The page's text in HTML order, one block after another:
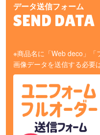
データ送信フォーム
SEND DATA
※商品名に「Web deco」「
画像データを送信する必要